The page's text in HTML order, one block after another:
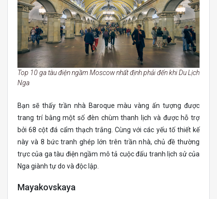
Top 10 ga tàu điện ngầm Moscow nhất định phải đến khi Du Lịch
Nga
Bạn sẽ thấy trần nhà Baroque màu vàng ấn tượng được
trang trí bằng một số đèn chùm thanh lịch và được hỗ trợ
bởi 68 cột đá cẩm thạch trắng. Cùng với các yếu tố thiết kế
này và 8 bức tranh ghép lớn trên trần nhà, chủ đề thường
trực của ga tàu điện ngầm mô tả cuộc đấu tranh lịch sử của
Nga giành tự do và độc lập.
Mayakovskaya